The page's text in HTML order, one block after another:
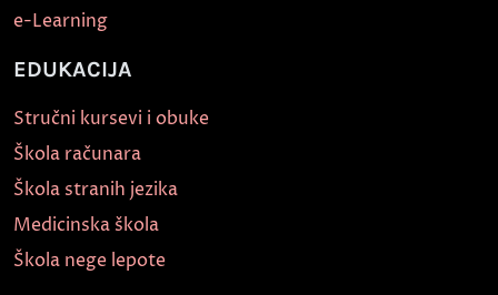
e-Learning
EDUKACIJA
Stručni kursevi i obuke
Škola računara
Škola stranih jezika
Medicinska škola
Škola nege lepote